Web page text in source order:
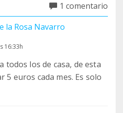
1 comentario
la Rosa Navarro
16:33h
todos los de casa, de esta
5 euros cada mes. Es solo